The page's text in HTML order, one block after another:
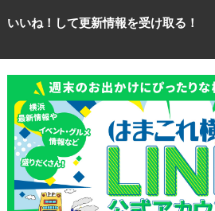
いいね！して更新情報を受け取る！
観光ガイド
ランキング
ブログ記事